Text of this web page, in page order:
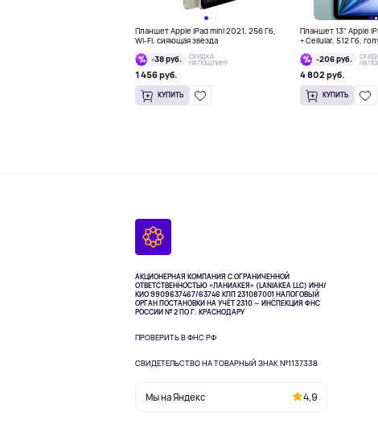
Планшет Apple iPad mini 2021, 256 Гб,
Wi-Fi, сияющая звезда
-38 руб.
СКИДКА
НА ПОШЛИНУ
1 456 руб.
КУПИТЬ
Планшет 13" Apple
+ Cellular, 512 Гб,
-206 руб.
НА
4 802 руб.
КУПИТЬ
АКЦИОНЕРНАЯ КОМПАНИЯ С ОГРАНИЧЕННОЙ
ОТВЕТСТВЕННОСТЬЮ «ЛАНИАКЕЯ» (LANIAKEA LLC) ИНН/
КИО 9909637467/63746 КПП 231087001НАЛОГОВЫЙ
ОРГАН ПОСТАНОВКИ НА УЧЁТ 2310 — ИНСПЕКЦИЯ ФНС
РОССИИ № 2 ПО Г. КРАСНОДАРУ
ПРОВЕРИТЬ В ФНС РФ
СВИДЕТЕЛЬСТВО НА ТОВАРНЫЙ ЗНАК №1137338
Мы на Яндекс 4,9